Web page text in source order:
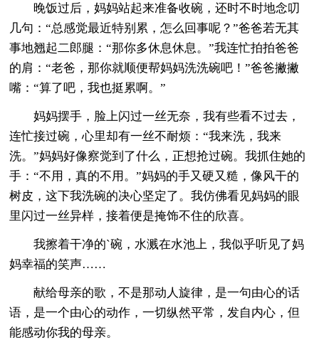
晚饭过后，妈妈站起来准备收碗，还时不时地念叨
几句：“总感觉最近特别累，怎么回事呢？”爸爸若无其
事地翘起二郎腿：“那你多休息休息。”我连忙拍拍爸爸
的肩：“老爸，那你就顺便帮妈妈洗洗碗吧！”爸爸撇撇
嘴：“算了吧，我也挺累啊。”
妈妈摆手，脸上闪过一丝无奈，我有些看不过去，
连忙接过碗，心里却有一丝不耐烦：“我来洗，我来
洗。”妈妈好像察觉到了什么，正想抢过碗。我抓住她的
手：“不用，真的不用。”妈妈的手又硬又糙，像风干的
树皮，这下我洗碗的决心坚定了。我仿佛看见妈妈的眼
里闪过一丝异样，接着便是掩饰不住的欣喜。
我擦着干净的`碗，水溅在水池上，我似乎听见了妈
妈幸福的笑声……
献给母亲的歌，不是那动人旋律，是一句由心的话
语，是一个由心的动作，一切纵然平常，发自内心，但
能感动你我的母亲。